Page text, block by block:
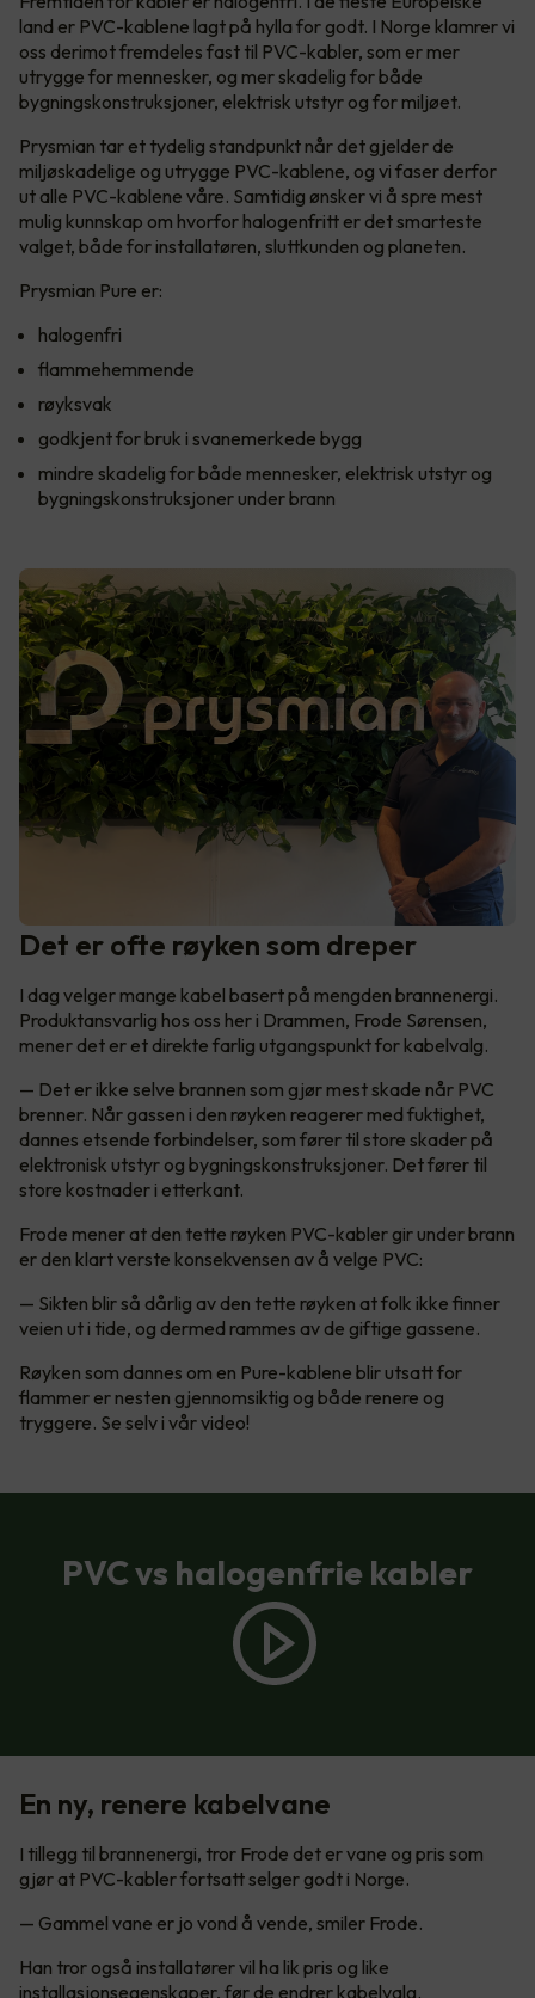
land er PVC-kablene lagt på hylla for godt. I Norge klamrer vi
oss derimot fremdeles fast til PVC-kabler, som er mer
utrygge for mennesker, og mer skadelig for både
bygningskonstruksjoner, elektrisk utstyr og for miljøet.
Prysmian tar et tydelig standpunkt når det gjelder de
miljøskadelige og utrygge PVC-kablene, og vi faser derfor
ut alle PVC-kablene våre. Samtidig ønsker vi å spre mest
mulig kunnskap om hvorfor halogenfritt er det smarteste
valget, både for installatøren, sluttkunden og planeten.
Prysmian Pure er:
halogenfri
flammehemmende
røyksvak
godkjent for bruk i svanemerkede bygg
mindre skadelig for både mennesker, elektrisk utstyr og
bygningskonstruksjoner under brann
Det er ofte røyken som dreper
I dag velger mange kabel basert på mengden brannenergi.
Produktansvarlig hos oss her i Drammen, Frode Sørensen,
mener det er et direkte farlig utgangspunkt for kabelvalg.
— Det er ikke selve brannen som gjør mest skade når PVC
brenner. Når gassen i den røyken reagerer med fuktighet,
dannes etsende forbindelser, som fører til store skader på
elektronisk utstyr og bygningskonstruksjoner. Det fører til
store kostnader i etterkant.
Frode mener at den tette røyken PVC-kabler gir under brann
er den klart verste konsekvensen av å velge PVC:
— Sikten blir så dårlig av den tette røyken at folk ikke finner
veien ut i tide, og dermed rammes av de giftige gassene.
Røyken som dannes om en Pure-kablene blir utsatt for
flammer er nesten gjennomsiktig og både renere og
tryggere. Se selv i vår video!
PVC vs halogenfrie kabler
En ny, renere kabelvane
I tillegg til brannenergi, tror Frode det er vane og pris som
gjør at PVC-kabler fortsatt selger godt i Norge.
— Gammel vane er jo vond å vende, smiler Frode.
Han tror også installatører vil ha lik pris og like
installasjonsegenskaper, før de endrer kabelvalg.